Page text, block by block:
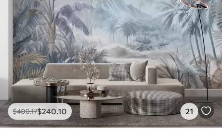
$400.17$240 .10 21